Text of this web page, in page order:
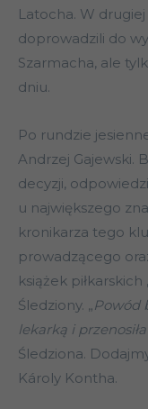
Latocha. W
doprowadzili do
Szarmacha, ale
dniu.
Po rundzie
Andrzej Gajewski.
decyzji,
u największego
kronikarza tego
prowadzącego
książek piłkarskich
Śledziony. „Powód
lekarką i
Śledziona.
Károly Kontha.